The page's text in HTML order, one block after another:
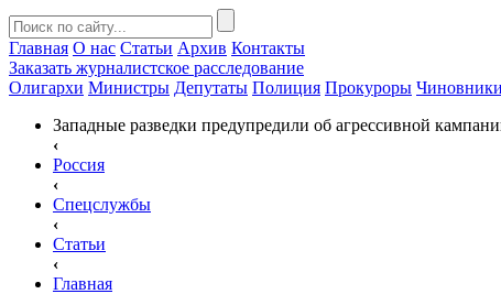
Главная О нас Статьи Архив Контакты
Заказать журналистское расследование
Олигархи Министры Депутаты Полиция Прокуроры Чиновники
Западные разведки предупредили об агрессивной
‹
Россия
‹
Спецслужбы
‹
Статьи
‹
Главная